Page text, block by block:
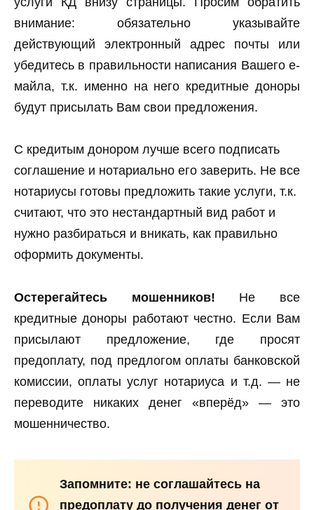
внимание: обязательно указывайте
действующий электронный адрес почты или
убедитесь в правильности написания Вашего е-
майла, т.к. именно на него кредитные доноры
будут присылать Вам свои предложения.
С кредитым донором лучше всего подписать
соглашение и нотариально его заверить. Не все
нотариусы готовы предложить такие услуги, т.к.
считают, что это нестандартный вид работ и
нужно разбираться и вникать, как правильно
оформить документы.
Остерегайтесь мошенников! Не все
кредитные доноры работают честно. Если Вам
присылают предложение, где просят
предоплату, под предлогом оплаты банковской
комиссии, оплаты услуг нотариуса и т.д. — не
переводите никаких денег «вперёд» — это
мошенничество.
Запомните: не соглашайтесь на
предоплату до получения денег от